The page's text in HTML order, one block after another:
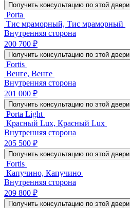
Получить консультацию по этой двери
Porta
Тис мраморный, Тис мраморный
Внутренняя сторона
200 700 ₽
Получить консультацию по этой двери
Fortis
Венге, Венге
Внутренняя сторона
201 000 ₽
Получить консультацию по этой двери
Porta Light
Красный Lux, Красный Lux
Внутренняя сторона
205 500 ₽
Получить консультацию по этой двери
Fortis
Капучино, Капучино
Внутренняя сторона
209 800 ₽
Получить консультацию по этой двери